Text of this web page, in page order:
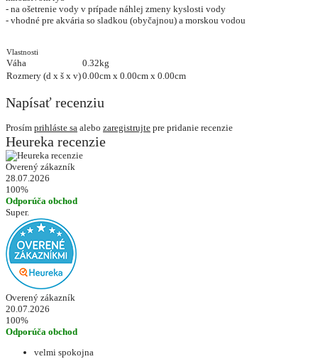
- na ošetrenie vody v prípade náhlej zmeny kyslosti vody
- vhodné pre akvária so sladkou (obyčajnou) a morskou vodou
Vlastnosti
Váha
0.32kg
Rozmery (d x š x v)0.00cm x 0.00cm x 0.00cm
Napísať recenziu
Prosím prihláste sa alebo zaregistrujte pre pridanie recenzie
Heureka recenzie
Overený zákazník
28.07.2026
100%
Odporúča obchod
Super.
Overený zákazník
20.07.2026
100%
Odporúča obchod
velmi spokojna